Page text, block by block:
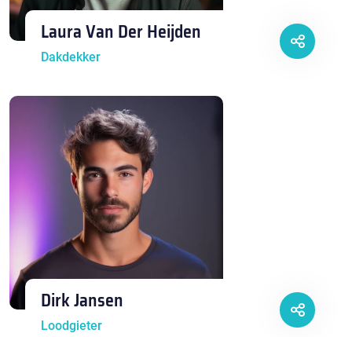
Laura Van Der Heijden
Dakdekker
Dirk Jansen
Loodgieter